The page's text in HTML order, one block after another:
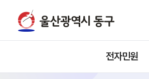
전자민원